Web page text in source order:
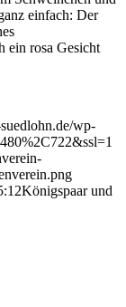
einfach: Der
ein rosa Gesicht
wp-
Königspaar und